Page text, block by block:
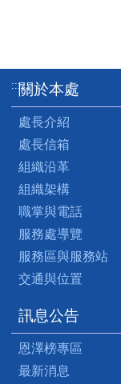
:::關於本處
處長介紹
處長信箱
組織沿革
組織架構
職掌與電話
服務處導覽
服務區與服務站
交通與位置
訊息公告
恩澤榜專區
最新消息